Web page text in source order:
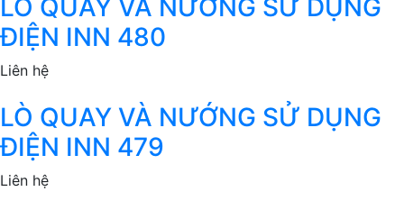
LÒ QUAY VÀ NƯỚNG SỬ DỤNG
ĐIỆN INN 480
Liên hệ
LÒ QUAY VÀ NƯỚNG SỬ DỤNG
ĐIỆN INN 479
Liên hệ